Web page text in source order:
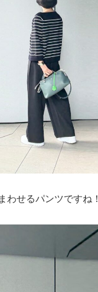
わせるパンツですね！